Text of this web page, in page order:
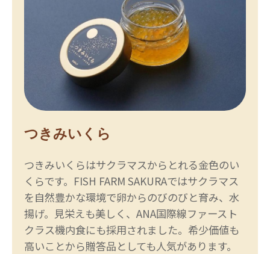
つきみいくら
つきみいくらはサクラマスからとれる金色のい
くらです。FISH FARM SAKURAではサクラマス
を自然豊かな環境で卵からのびのびと育み、水
揚げ。見栄えも美しく、ANA国際線ファースト
クラス機内食にも採用されました。希少価値も
高いことから贈答品としても人気があります。